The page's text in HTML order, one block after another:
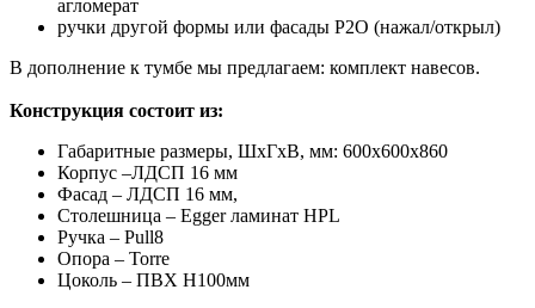
агломерат
ручки другой формы или фасады Р2О (нажал/открыл)
В дополнение к тумбе мы предлагаем: комплект навесов.
Конструкция состоит из:
Габаритные размеры, ШхГхВ, мм: 600х600х860
Корпус –ЛДСП 16 мм
Фасад – ЛДСП 16 мм,
Столешница – Egger ламинат HPL
Ручка – Pull8
Опора – Torre
Цоколь – ПВХ H100мм